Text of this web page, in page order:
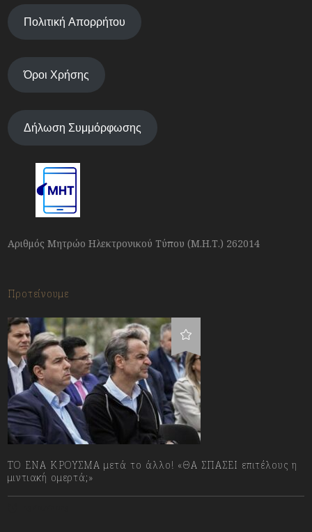
Πολιτική Απορρήτου
Όροι Χρήσης
Δήλωση Συμμόρφωσης
Αριθμός Μητρώο Ηλεκτρονικού Τύπου (Μ.Η.Τ.) 262014
Προτείνουμε
ΤΟ ΕΝΑ ΚΡΟΥΣΜΑ μετά το άλλο! «ΘΑ ΣΠΑΣΕΙ επιτέλους η
μιντιακή ομερτά;»